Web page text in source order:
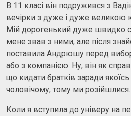
В 11 класі він подружився з
вечірки з дуже і дуже великою
Мій дорогенький дуже швидко
мене звав з ними, але після
поставила Андрюшу перед
або з компанією. Ну, він як
що кидати братків заради
чоловічому, тому ми розійшлися.
Коли я вступила до універу на